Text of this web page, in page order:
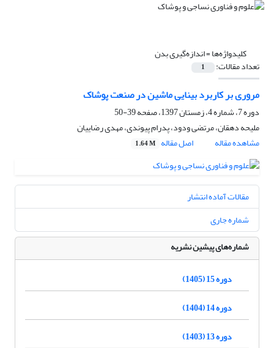
کلیدواژه‌ها =اندازه‌گیری بدن
تعداد مقالات: 1
مروری بر کاربرد بینایی ماشین در صنعت پوشاک
دوره 7، شماره 4، زمستان 1397، صفحه
39-50
ملیحه دهقان، مرتضی ودود، پدرام پیوندی، مهدی رضاییان
مشاهده مقاله
اصل مقاله 1.64 M
مقالات آماده انتشار
شماره جاری
شماره‌های پیشین نشریه
دوره 15 (1405)
دوره 14 (1404)
دوره 13 (1403)